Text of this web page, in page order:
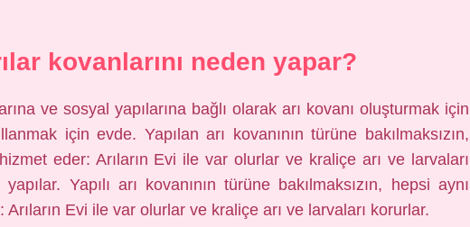
kovanlarını neden yapar?
ve sosyal yapılarına bağlı olarak arı kovanı oluşturmak için
için evde. Yapılan arı kovanının türüne bakılmaksızın,
eder: Arıların Evi ile var olurlar ve kraliçe arı ve larvaları
Yapılı arı kovanının türüne bakılmaksızın, hepsi aynı
Evi ile var olurlar ve kraliçe arı ve larvaları korurlar.